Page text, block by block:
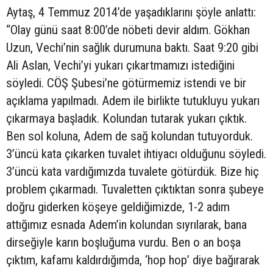
Aytaş, 4 Temmuz 2014’de yaşadıklarını şöyle anlattı:
“Olay günü saat 8:00’de nöbeti devir aldım. Gökhan
Uzun, Vechi’nin sağlık durumuna baktı. Saat 9:20 gibi
Ali Aslan, Vechi’yi yukarı çıkartmamızı istediğini
söyledi. CÖŞ Şubesi’ne götürmemiz istendi ve bir
açıklama yapılmadı. Adem ile birlikte tutukluyu yukarı
çıkarmaya başladık. Kolundan tutarak yukarı çıktık.
Ben sol koluna, Adem de sağ kolundan tutuyorduk.
3’üncü kata çıkarken tuvalet ihtiyacı olduğunu söyledi.
3’üncü kata vardığımızda tuvalete götürdük. Bize hiç
problem çıkarmadı. Tuvaletten çıktıktan sonra şubeye
doğru giderken köşeye geldiğimizde, 1-2 adım
attığımız esnada Adem’in kolundan sıyrılarak, bana
dirseğiyle karın boşluğuma vurdu. Ben o an boşa
çıktım, kafamı kaldırdığımda, ‘hop hop’ diye bağırarak